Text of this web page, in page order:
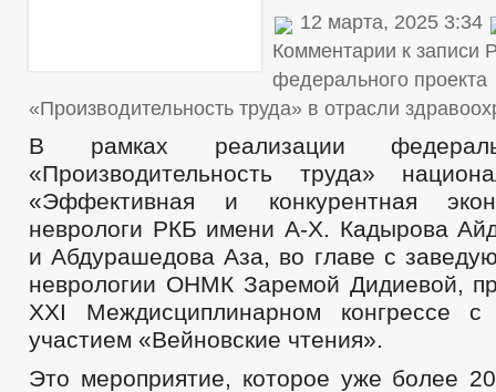
12 марта, 2025 3:34
Комментарии к записи
федерального проекта
«Производительность труда» в отрасли
В рамках реализации
«Производительность труда»
«Эффективная и конкурентная
неврологи РКБ имени А-Х. Кадырова
и Абдурашедова Аза, во главе с
неврологии ОНМК Заремой Дидиевой,
XXI Междисциплинарном конгрессе с
участием «Вейновские чтения».
Это мероприятие, которое уже более